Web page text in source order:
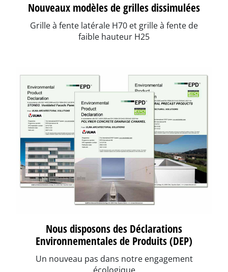
Nouveaux modèles de grilles dissimulées
Grille à fente latérale H70 et grille à fente de
faible hauteur H25
Nous disposons des Déclarations
Environnementales de Produits (DEP)
Un nouveau pas dans notre engagement